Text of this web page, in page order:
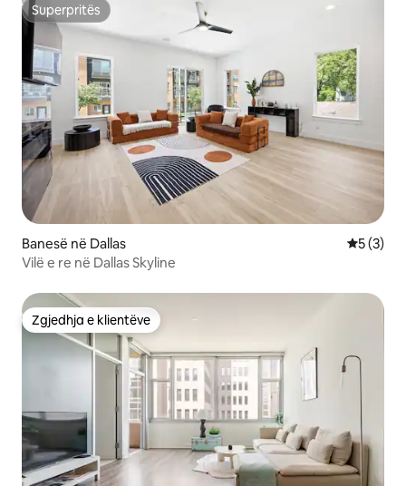
Superpritës
Superpritës
Banesë në Dallas
5 (3)
Vilë e re në Dallas Skyline
Zgjedhja e klientëve
Zgjedhja e klientëve